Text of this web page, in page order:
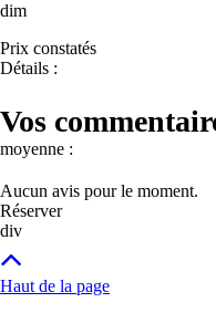
dim
Prix constatés
Détails :
Vos
moyenne :
Aucun avis pour le moment.
Réserver
div
Haut de la page